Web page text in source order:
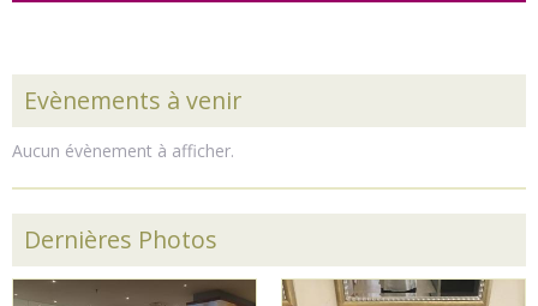
Evènements à venir
Aucun évènement à afficher.
Dernières Photos